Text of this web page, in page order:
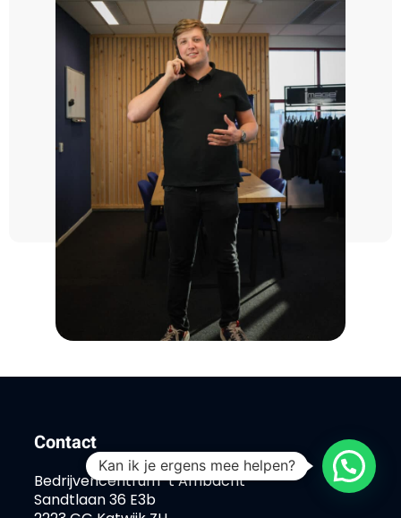
Contact
Bedrijvencentrum ˈt Ambacht
Sandtlaan 36 E3b
Kan ik je ergens mee helpen?